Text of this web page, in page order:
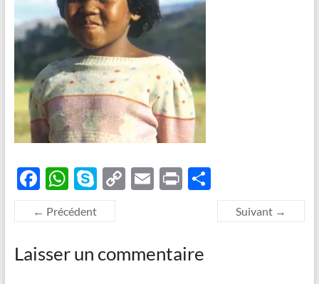
F
ac
e
b
o
W
h
at
s
A
S
y
p
e
C
y
Li
E P P
← Précédent Suivant →
Laisser un commentaire